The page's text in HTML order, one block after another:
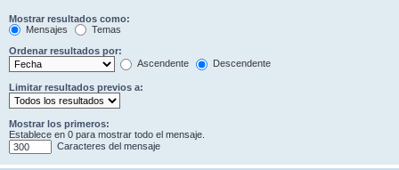
Mostrar resultados como:
Mensajes
Temas
Ordenar resultados por:
Ascendente
Descendente
Limitar resultados previos a:
Mostrar los primeros:
Establece en 0 para mostrar todo el mensaje.
Caracteres del mensaje